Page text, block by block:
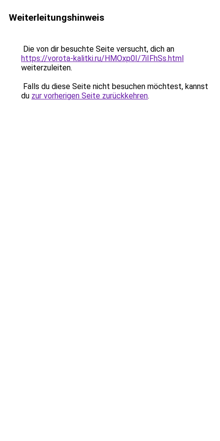
Weiterleitungshinweis
Die von dir besuchte Seite versucht, dich an
https://vorota-kalitki.ru/HMOxp0I/7iIFhSs.html
weiterzuleiten.
Falls du diese Seite nicht besuchen möchtest, kannst
du zur vorherigen Seite zurückkehren.